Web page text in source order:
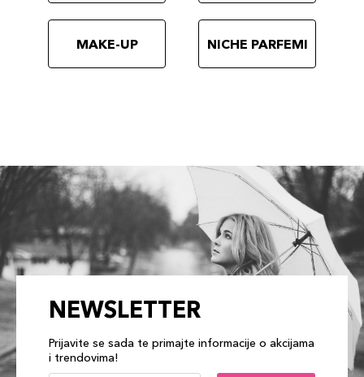
MAKE-UP NICHE PARFEMI
NEWSLETTER
Prijavite se sada te primajte informacije o akcijama
i trendovima!